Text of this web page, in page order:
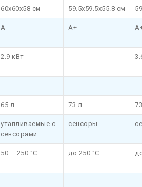
60x60x58 см 59.5x59.5x55.8 см
A A+
2.9 кВт
65 л 73 л
утапливаемые с
сенсорами
сенсоры
50 – 250 °C до 250 °C